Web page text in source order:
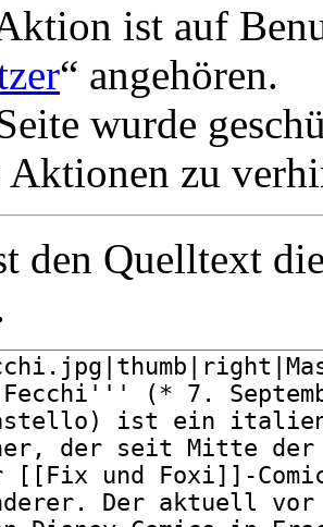
ist auf
“ angehören.
wurde
Aktionen zu
den Quelltext